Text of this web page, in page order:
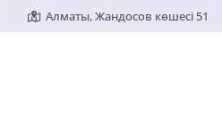
Алматы, Жандосов көшесі 51